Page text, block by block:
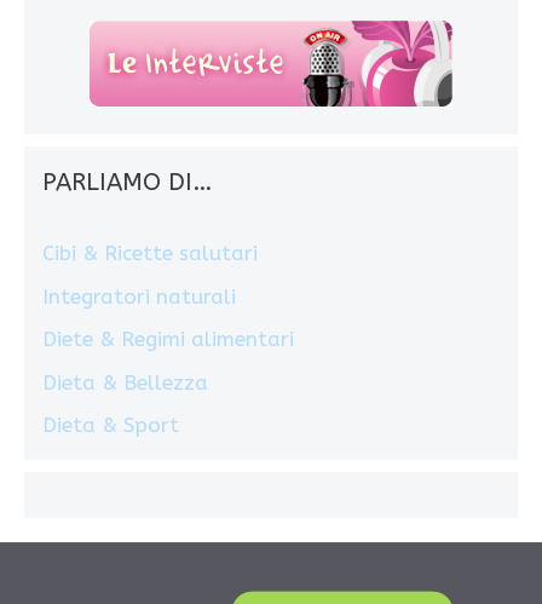
PARLIAMO DI…
Cibi & Ricette salutari
Integratori naturali
Diete & Regimi alimentari
Dieta & Bellezza
Dieta & Sport